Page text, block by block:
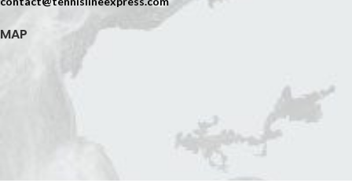
MAP